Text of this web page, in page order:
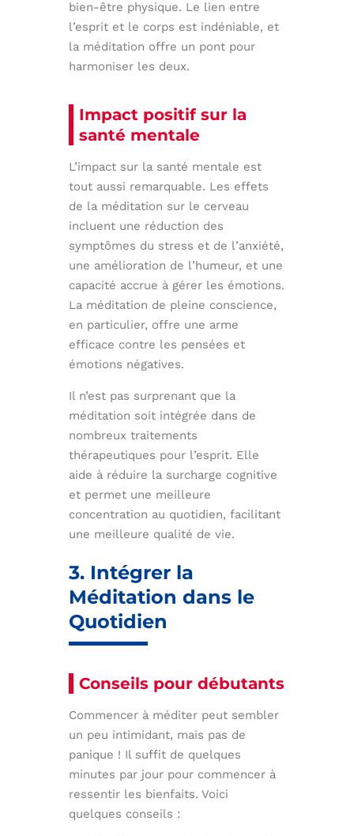
bien-être physique. Le lien entre
l’esprit et le corps est indéniable, et
la méditation offre un pont pour
harmoniser les deux.
Impact positif sur la
santé mentale
L’impact sur la santé mentale est
tout aussi remarquable. Les effets
de la méditation sur le cerveau
incluent une réduction des
symptômes du stress et de l’anxiété,
une amélioration de l’humeur, et une
capacité accrue à gérer les émotions.
La méditation de pleine conscience,
en particulier, offre une arme
efficace contre les pensées et
émotions négatives.
Il n’est pas surprenant que la
méditation soit intégrée dans de
nombreux traitements
thérapeutiques pour l’esprit. Elle
aide à réduire la surcharge cognitive
et permet une meilleure
concentration au quotidien, facilitant
une meilleure qualité de vie.
3. Intégrer la
Méditation dans le
Quotidien
Conseils pour débutants
Commencer à méditer peut sembler
un peu intimidant, mais pas de
panique ! Il suffit de quelques
minutes par jour pour commencer à
ressentir les bienfaits. Voici
quelques conseils :